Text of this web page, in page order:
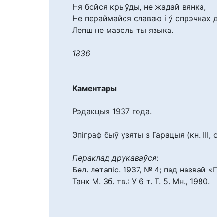
Ня бойся крыўды, не жадай вянка,
Не пераймайся славаю і ў спрэчках
Лепш не мазоль ты языка.
1836
Каментары
Рэдакцыя 1937 года.
Эпіграф быў узяты з Гарацыя (кн. III,
Пераклад друкаваўся:
Бел. летапіс. 1937, № 4; пад назвай
Танк М. Зб. тв.: У 6 т. Т. 5. Мн., 1980.